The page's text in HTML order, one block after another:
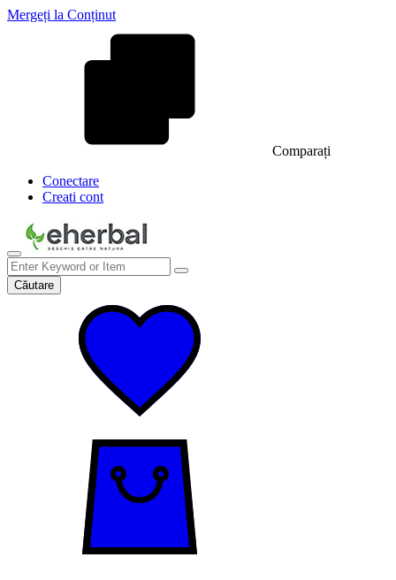
Mergeți la Conținut
Comparați
Conectare
Creati cont
Căutare